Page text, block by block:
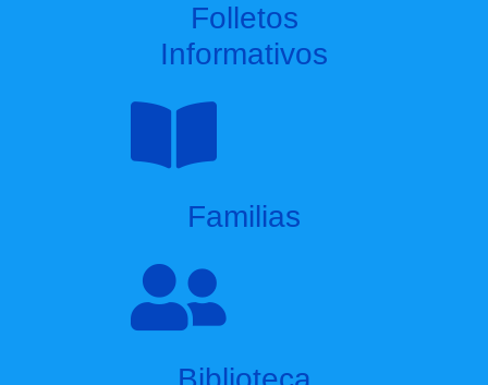
Folletos
Informativos
Familias